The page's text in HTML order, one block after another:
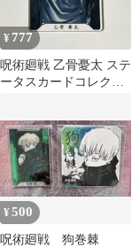
¥ 777
呪術廻戦 乙骨憂太 ステ
ータスカードコレクシ
¥500
呪術廻戦 狗巻棘